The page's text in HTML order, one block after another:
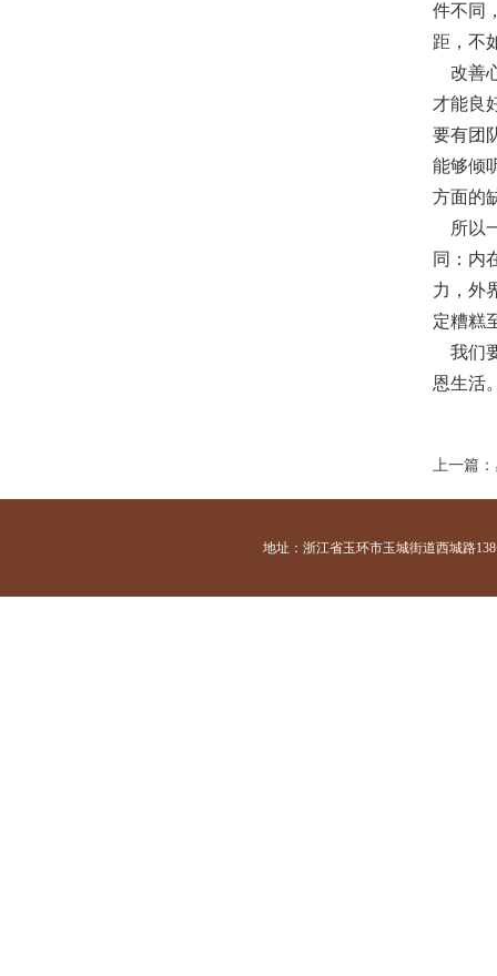
件不同
距，不
改善
才能良
要有团
能够倾
方面的
所以
同：内
力，外
定糟糕
我们
恩生活
上一篇：
地址：浙江省玉环市玉城街道西城路